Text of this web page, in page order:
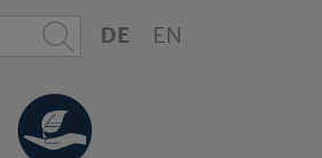
DE EN